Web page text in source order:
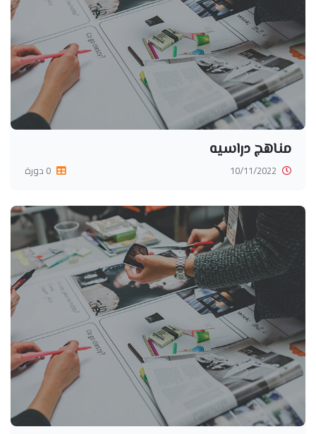
مناهج دراسيه
10/11/2022 0 دورة